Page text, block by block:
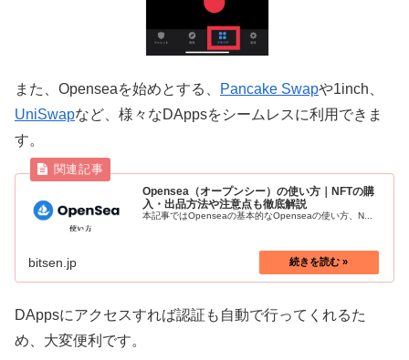
また、Openseaを始めとする、 Pancake Swapや1inch、
UniSwapなど、様々なDAppsをシームレスに利用できま
す。
Opensea（オープンシー）の使い方｜NFTの購
入・出品方法や注意点も徹底解説
本記事ではOpenseaの基本的なOpenseaの使い方、N...
bitsen.jp
DAppsにアクセスすれば認証も自動で行ってくれるた
め、大変便利です。